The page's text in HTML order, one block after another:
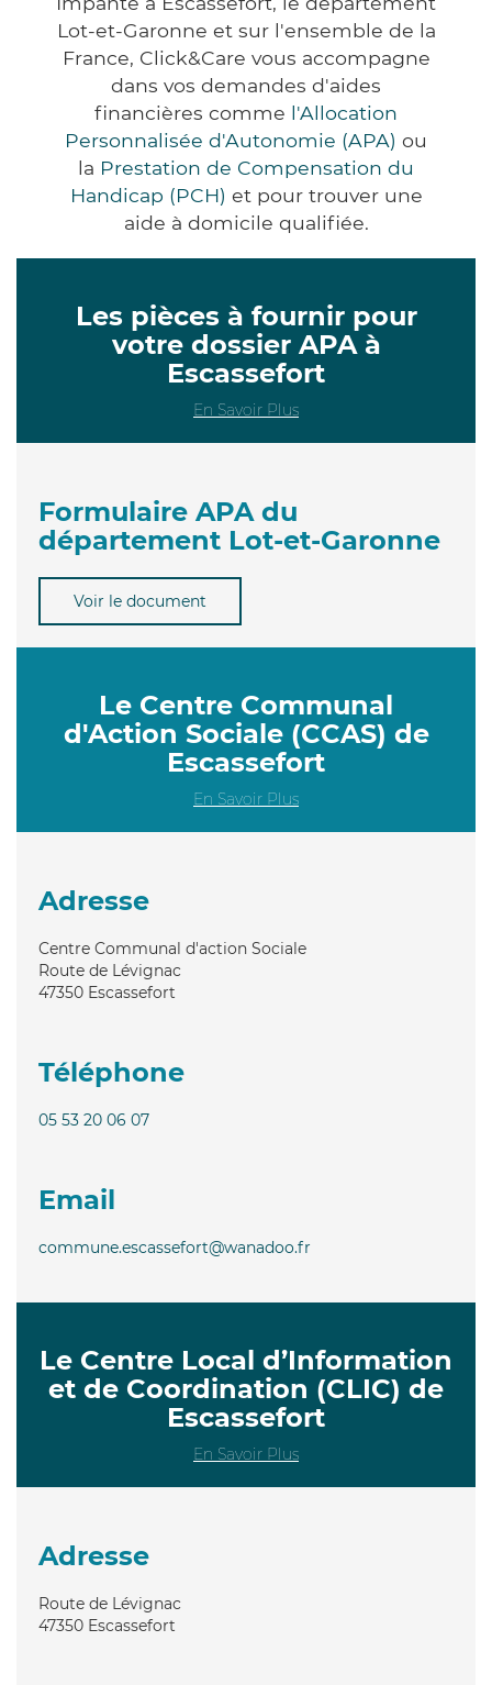
Lot-et-Garonne et sur l'ensemble de la
France, Click&Care vous accompagne
dans vos demandes d'aides
financières comme l'Allocation
Personnalisée d'Autonomie (APA) ou
la Prestation de Compensation du
Handicap (PCH) et pour trouver une
aide à domicile qualifiée.
Les pièces à fournir pour
votre dossier APA à
Escassefort
En Savoir Plus
Formulaire APA du
département Lot-et-Garonne
Voir le document
Le Centre Communal
d'Action Sociale (CCAS) de
Escassefort
En Savoir Plus
Adresse
Centre Communal d'action Sociale
Route de Lévignac
47350 Escassefort
Téléphone
05 53 20 06 07
Email
commune.escassefort@wanadoo.fr
Le Centre Local d’Information
et de Coordination (CLIC) de
Escassefort
En Savoir Plus
Adresse
Route de Lévignac
47350 Escassefort